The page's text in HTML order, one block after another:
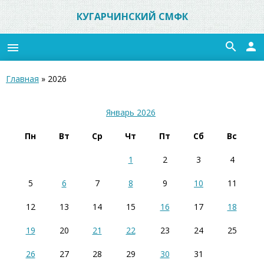
КУГАРЧИНСКИЙ СМФК
menu person
search
Главная » 2026
Январь 2026
Пн Вт Ср Чт Пт Сб Вс
1 2 3 4
5 6 7 8 9 10 11
12 13 14 15 16 17 18
19 20 21 22 23 24 25
26 27 28 29 30 31